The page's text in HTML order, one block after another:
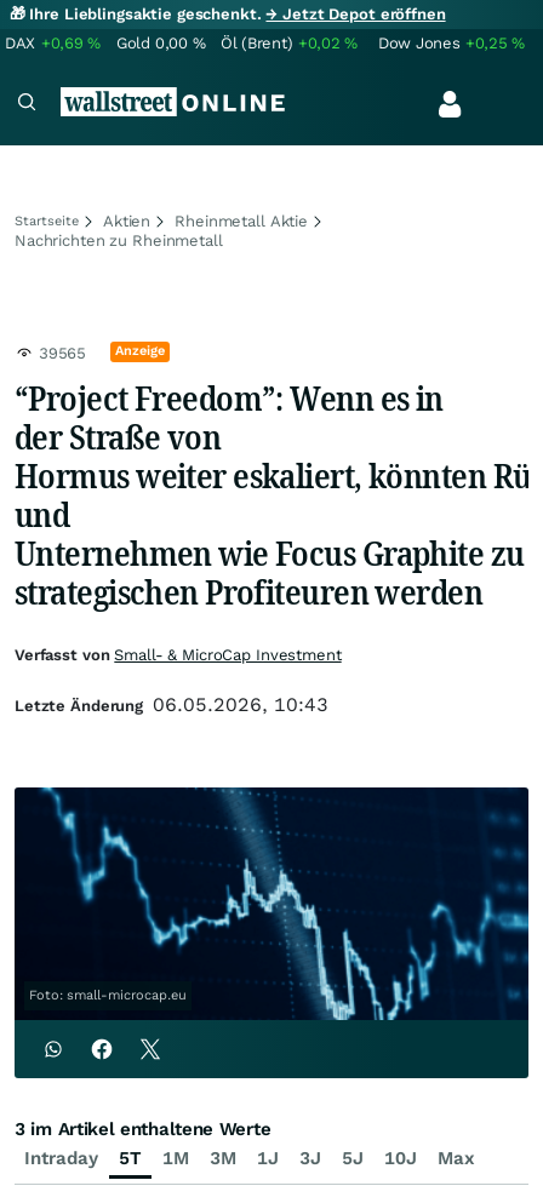
🎁 Ihre Lieblingsaktie geschenkt.→ Jetzt Depot eröffnen
DAX +0,69% Gold 0,00 % Öl (Brent) +0,02% Dow Jones +0,25%
Startseite Aktien
Rheinmetall Aktie
Nachrichten zu Rheinmetall
39565 Anzeige
“Project Freedom”: Wenn es in
der Straße von
Hormus weiter eskaliert, könnten
und
Unternehmen wie Focus Graphite zu
strategischen Profiteuren werden
Foto: small-microcap.eu
Verfasst vonSmall- & MicroCap Investment
Letzte Änderung 06.05.2026, 10:43
Intraday 5T 1M 3M 1J 3J 5J 10J Max
3 im Artikel enthaltene Werte